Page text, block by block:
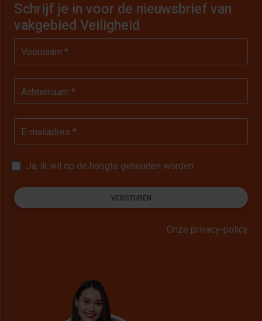
Schrijf je in voor de nieuwsbrief van
vakgebied Veiligheid
Voornaam *
Achternaam *
E-mailadres *
Ja, ik wil op de hoogte gehouden worden
VERSTUREN
Onze privacy-policy